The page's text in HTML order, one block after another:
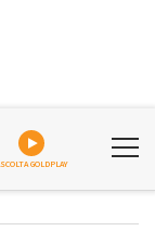
GOLDPLAY